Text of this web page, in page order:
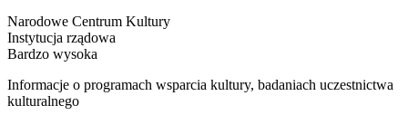
Narodowe Centrum Kultury
Instytucja rządowa
Bardzo wysoka
Informacje o programach wsparcia kultury, badaniach uczestnictwa
kulturalnego